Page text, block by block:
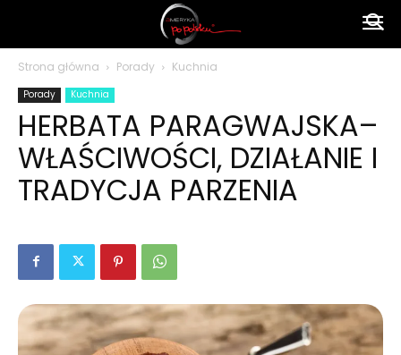
polsku
Strona główna Porady Kuchnia
Porady Kuchnia
HERBATA PARAGWAJSKA–
WŁAŚCIWOŚCI, DZIAŁANIE I
TRADYCJA PARZENIA